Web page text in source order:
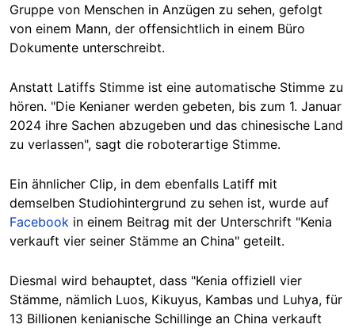
Gruppe von Menschen in Anzügen zu sehen, gefolgt
von einem Mann, der offensichtlich in einem Büro
Dokumente unterschreibt.
Anstatt Latiffs Stimme ist eine automatische Stimme zu
hören. "Die Kenianer werden gebeten, bis zum 1. Januar
2024 ihre Sachen abzugeben und das chinesische Land
zu verlassen", sagt die roboterartige Stimme.
Ein ähnlicher Clip, in dem ebenfalls Latiff mit
demselben Studiohintergrund zu sehen ist, wurde auf
Facebook in einem Beitrag mit der Unterschrift "Kenia
verkauft vier seiner Stämme an China" geteilt.
Diesmal wird behauptet, dass "Kenia offiziell vier
Stämme, nämlich Luos, Kikuyus, Kambas und Luhya, für
13 Billionen kenianische Schillinge an China verkauft